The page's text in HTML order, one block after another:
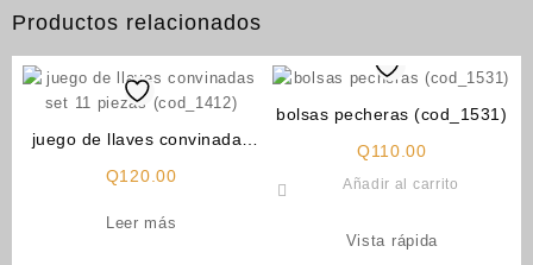
Productos relacionados
juego de llaves convinadas
Q120.00
Leer más
bolsas pecheras (cod_1531)
Q110.00
Añadir al carrito
Vista rápida